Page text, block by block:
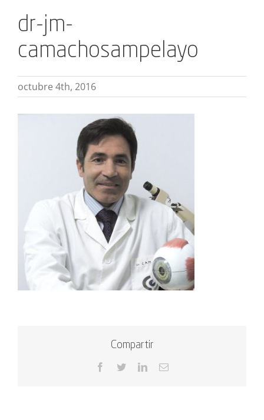
dr-jm-
camachosampelayo
octubre 4th, 2016
Compartir
Facebook
TwitterLinkedInCorreo